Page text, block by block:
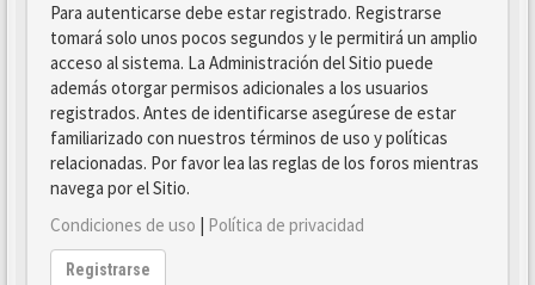
Para autenticarse debe estar registrado. Registrarse
tomará solo unos pocos segundos y le permitirá un amplio
acceso al sistema. La Administración del Sitio puede
además otorgar permisos adicionales a los usuarios
registrados. Antes de identificarse asegúrese de estar
familiarizado con nuestros términos de uso y políticas
relacionadas. Por favor lea las reglas de los foros mientras
navega por el Sitio.
Condiciones de uso | Política de privacidad
Registrarse